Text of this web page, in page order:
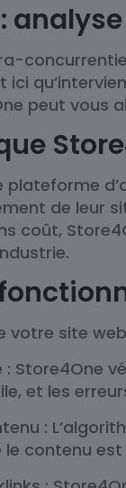
ici
peut vous
plateforme
de leur
coût,
votre site
:
et les
:
le contenu